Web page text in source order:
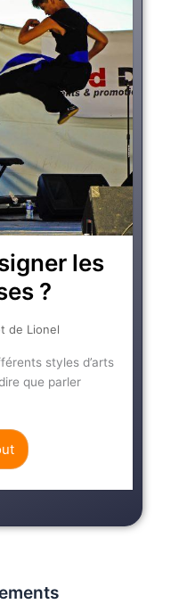
les
?
de Lionel
styles d’arts
que parler